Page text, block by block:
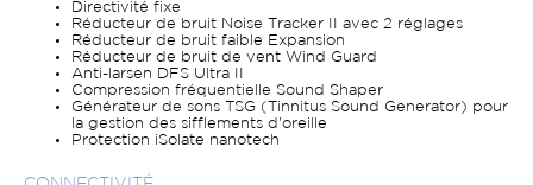
Directivité fixe
Réducteur de bruit Noise Tracker II avec 2 réglages
Réducteur de bruit faible Expansion
Réducteur de bruit de vent Wind Guard
Anti-larsen DFS Ultra II
Compression fréquentielle Sound Shaper
Générateur de sons TSG (Tinnitus Sound Generator) pour
la gestion des sifflements d'oreille
Protection iSolate nanotech